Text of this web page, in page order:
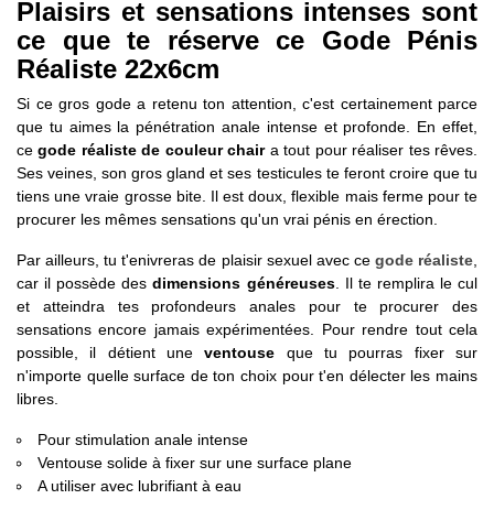
Plaisirs et sensations intenses sont
ce que te réserve ce Gode Pénis
Réaliste 22x6cm
Si ce gros gode a retenu ton attention, c'est certainement parce
que tu aimes la pénétration anale intense et profonde. En effet,
cegode réaliste de couleur chaira tout pour réaliser tes rêves.
Ses veines, son gros gland et ses testicules te feront croire que tu
tiens une vraie grosse bite. Il est doux, flexible mais ferme pour te
procurer les mêmes sensations qu'un vrai pénis en érection.
Par ailleurs, tu t'enivreras de plaisir sexuel avec ce gode réaliste
car il possède desdimensions généreuses. Il te remplira le cul
et atteindra tes profondeurs anales pour te procurer des
sensations encore jamais expérimentées. Pour rendre tout cela
possible, il détient uneventouse que tu pourras fixer sur
n'importe quelle surface de ton choix pour t'en délecter les mains
libres.
Pour stimulation anale intense
Ventouse solide à fixer sur une surface plane
A utiliser avec lubrifiant à eau